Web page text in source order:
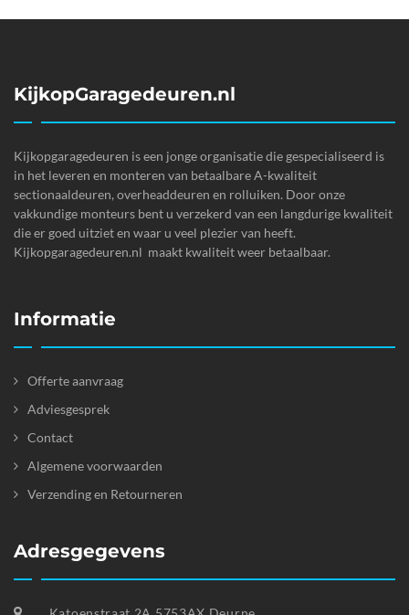
KijkopGaragedeuren.nl
Kijkopgaragedeuren is een jonge organisatie die gespecialiseerd is
in het leveren en monteren van betaalbare A-kwaliteit
sectionaaldeuren, overheaddeuren en rolluiken. Door onze
vakkundige monteurs bent u verzekerd van een langdurige kwaliteit
die er goed uitziet en waar u veel plezier van heeft.
Kijkopgaragedeuren.nl maakt kwaliteit weer betaalbaar.
Informatie
Offerte aanvraag
Adviesgesprek
Contact
Algemene voorwaarden
Verzending en Retourneren
Adresgegevens